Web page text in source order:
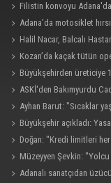
yürüdü
Filistin konvoyu
Adana’da motosiklet
verecektim”
Halil Nacar, Balcalı
Kozan’da kaçak tütün
Büyükşehirden üreticiye
ASKİ'den Bakımyurdu
Ayhan Barut: "Sıcaklar
Büyükşehir açıkladı:
Doğan: "Kredi limitleri
Müzeyyen Şevkin:
işten çıkarılıyor?"
Adanalı sanatçıdan